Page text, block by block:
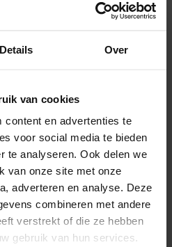
Details Over
van cookies
content en advertenties te
voor social media te bieden
te analyseren. Ook delen we
van onze site met onze
adverteren en analyse. Deze
combineren met andere
verstrekt of die ze hebben
gebruik van hun services.